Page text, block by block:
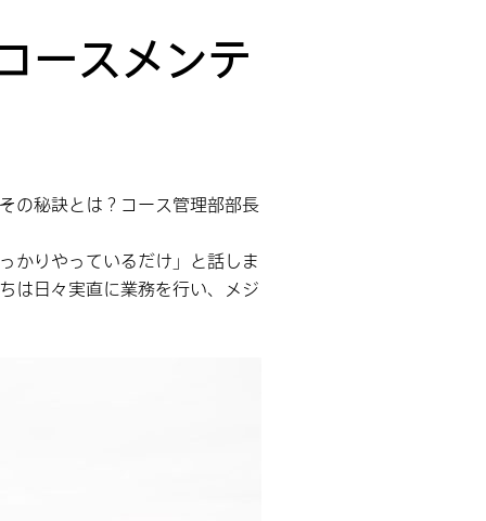
ースメンテ
の秘訣とは？コース管理部部長
かりやっているだけ」と話しま
は日々実直に業務を行い、メジ